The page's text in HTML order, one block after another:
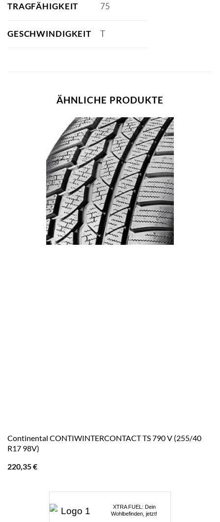
TRAGFÄHIGKEIT 75
GESCHWINDIGKEIT T
ÄHNLICHE PRODUKTE
Continental CONTIWINTERCONTACT TS 790 V (255/40
R17 98V)
220,35€
XTRA FUEL: Dein
Wohlbefinden, jetzt!